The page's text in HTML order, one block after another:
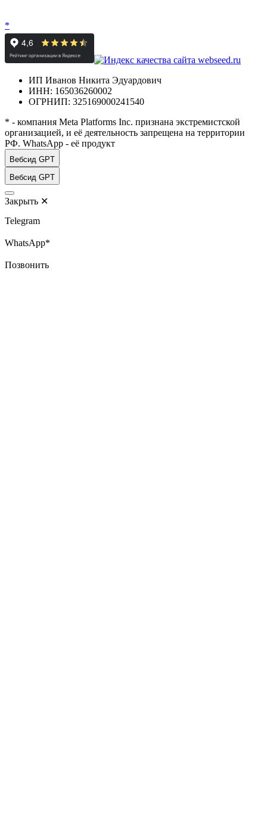
*
ИП Иванов Никита Эдуардович
ИНН: 165036260002
ОГРНИП: 325169000241540
* - компания Meta Platforms Inc. признана экстремистской
организацией, и её деятельность запрещена на территории
РФ. WhatsApp - её продукт
Вебсид GPT
Вебсид GPT
Закрыть ✕
Telegram
WhatsApp*
Позвонить